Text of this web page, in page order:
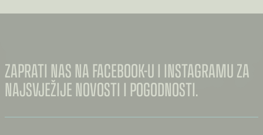
€7.00
ZAPRATI NAS NA FACEBOOK-U I INSTAGRAMU ZA
NAJSVJEŽIJE NOVOSTI I POGODNOSTI.